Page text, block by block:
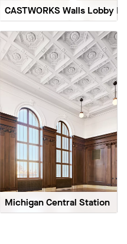
CASTWORKS Walls Lobby
Michigan Central Station